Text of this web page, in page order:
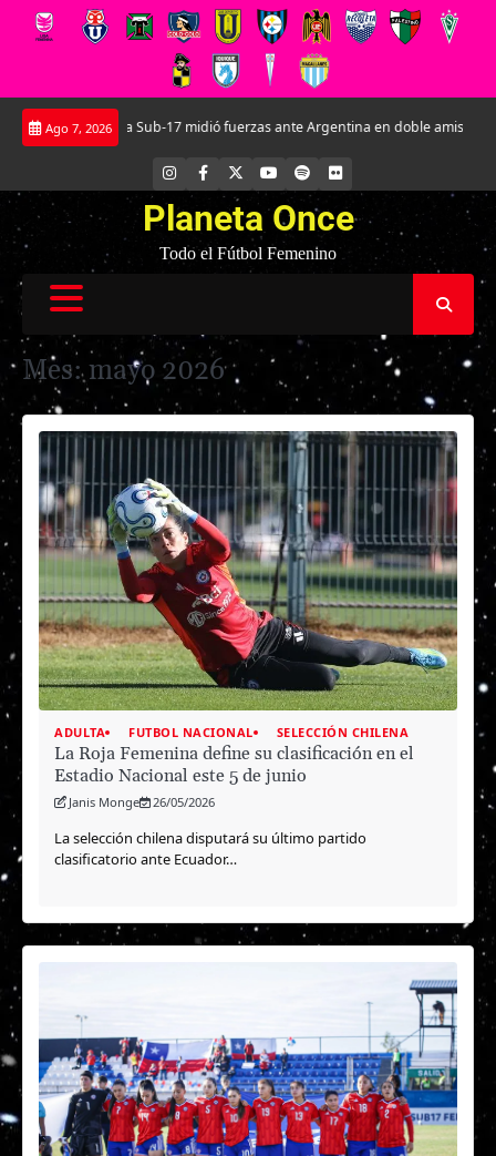
Saltar
Ago 7, 2026
La Roja Sub-17 midió fuerzas ante Argentina en doble amistoso en el CAR
INSTAGRAM
FACEBOOK YOUTUBE
SPOTIFYFLICKR
Planeta Once
Todo el Fútbol Femenino
Mes:mayo 2026
ADULTA FUTBOL NACIONAL SELECCIÓN CHILENA
La Roja Femenina define su clasificación en el
Estadio Nacional este 5 de junio
Janis Monge 26/05/2026
La selección chilena disputará su último partido
clasificatorio ante Ecuador…